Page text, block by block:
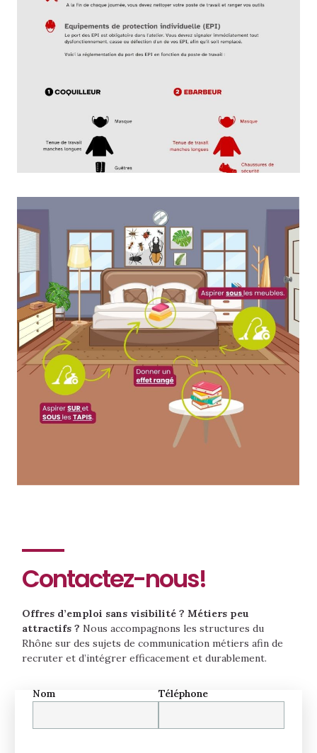
Contactez-nous!
Offres d’emploi sans visibilité ? Métiers peu
attractifs ? Nous accompagnons les structures du
Rhône sur des sujets de communication métiers afin de
recruter et d’intégrer efficacement et durablement.
Nom Téléphone